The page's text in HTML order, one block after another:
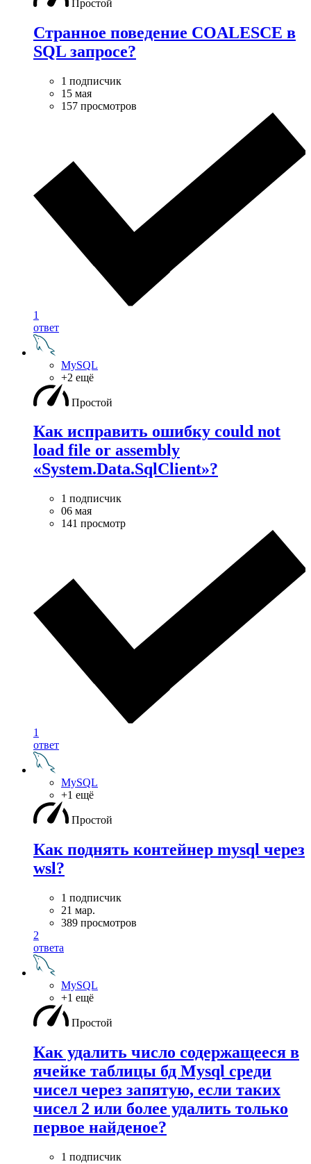
Простой
Странное поведение COALESCE в
SQL запросе?
1 подписчик
15 мая
157 просмотров
1
ответ
MySQL
+2 ещё
Простой
Как исправить ошибку could not
load file or assembly
«System.Data.SqlClient»?
1 подписчик
06 мая
141 просмотр
1
ответ
MySQL
+1 ещё
Простой
Как поднять контейнер mysql через
wsl?
1 подписчик
21 мар.
389 просмотров
2
ответа
MySQL
+1 ещё
Простой
Как удалить число содержащееся в
ячейке таблицы бд Mysql среди
чисел через запятую, если таких
чисел 2 или более удалить только
первое найденое?
1 подписчик